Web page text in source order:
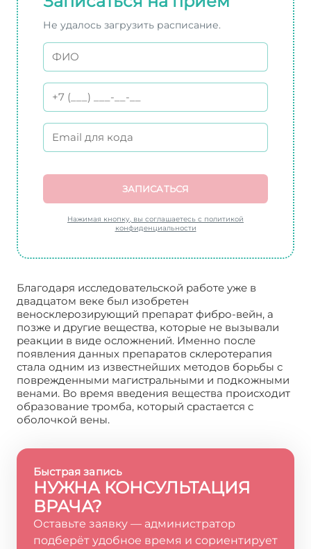
Не удалось загрузить расписание.
ЗАПИСАТЬСЯ
Нажимая кнопку, вы соглашаетесь с политикой
конфиденциальности
Благодаря исследовательской работе уже в
двадцатом веке был изобретен
веносклерозирующий препарат фибро-вейн, а
позже и другие вещества, которые не вызывали
реакции в виде осложнений. Именно после
появления данных препаратов склеротерапия
стала одним из известнейших методов борьбы с
поврежденными магистральными и подкожными
венами. Во время введения вещества происходит
образование тромба, который срастается с
оболочкой вены.
Быстрая запись
НУЖНА КОНСУЛЬТАЦИЯ
ВРАЧА?
Оставьте заявку — администратор
подберёт удобное время и сориентирует